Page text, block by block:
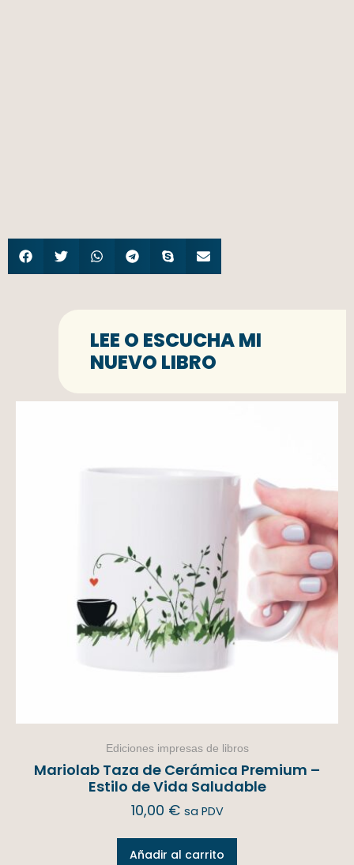
LEE O ESCUCHA MI
NUEVO LIBRO
Ediciones impresas de libros
Mariolab Taza de Cerámica Premium –
Estilo de Vida Saludable
10,00 € sa PDV
Añadir al carrito